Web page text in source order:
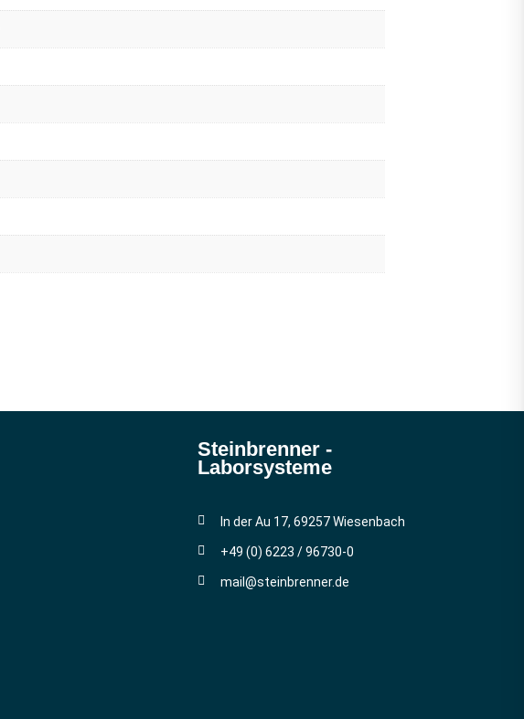
Steinbrenner ­
Laborsysteme
In der Au 17, 69257 Wiesenbach
+49 (0) 6223 / 96730-0
mail@steinbrenner.de